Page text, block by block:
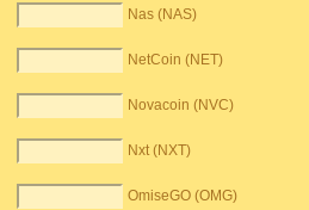
Nas (NAS)
NetCoin (NET)
Novacoin (NVC)
Nxt (NXT)
OmiseGO (OMG)